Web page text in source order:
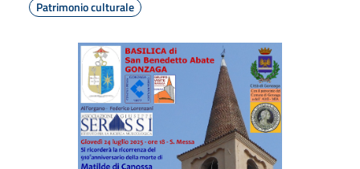
Patrimonio culturale